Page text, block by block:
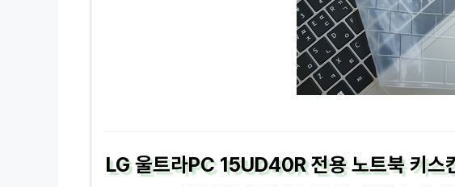
LG 울트라PC 15UD40R 전용 노트북 키스